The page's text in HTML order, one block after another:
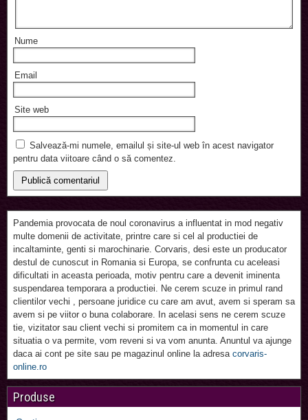
Nume
Email
Site web
Salvează-mi numele, emailul și site-ul web în acest navigator
pentru data viitoare când o să comentez.
Pandemia provocata de noul coronavirus a influentat in mod negativ
multe domenii de activitate, printre care si cel al productiei de
incaltaminte, genti si marochinarie. Corvaris, desi este un producator
destul de cunoscut in Romania si Europa, se confrunta cu aceleasi
dificultati in aceasta perioada, motiv pentru care a devenit iminenta
suspendarea temporara a productiei. Ne cerem scuze in primul rand
clientilor vechi , persoane juridice cu care am avut, avem si speram sa
avem si pe viitor o buna colaborare. In acelasi sens ne cerem scuze
tie, vizitator sau client vechi si promitem ca in momentul in care
situatia o va permite, vom reveni si va vom anunta. Anuntul va ajunge
daca ai cont pe site sau pe magazinul online la adresa corvaris-
online.ro
Produse